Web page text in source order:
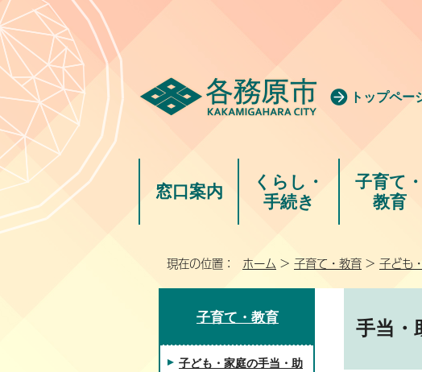
トップペー
窓口案内
くらし・
手続き
子育て・
教育
現在の位置： ホーム > 子育て・教育 > 子ども
手当・
子育て・教育
子ども・家庭の手当・助